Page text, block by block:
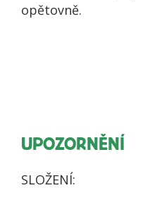
opětovně.
UPOZORNĚNÍ
SLOŽENÍ: